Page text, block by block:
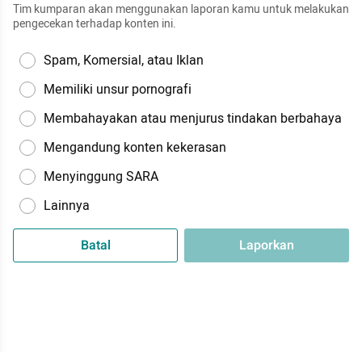
Tim kumparan akan menggunakan laporan kamu untuk melakukan
pengecekan terhadap konten ini.
Spam, Komersial, atau Iklan
Memiliki unsur pornografi
Membahayakan atau menjurus tindakan berbahaya
Mengandung konten kekerasan
Menyinggung SARA
Lainnya
Batal Laporkan